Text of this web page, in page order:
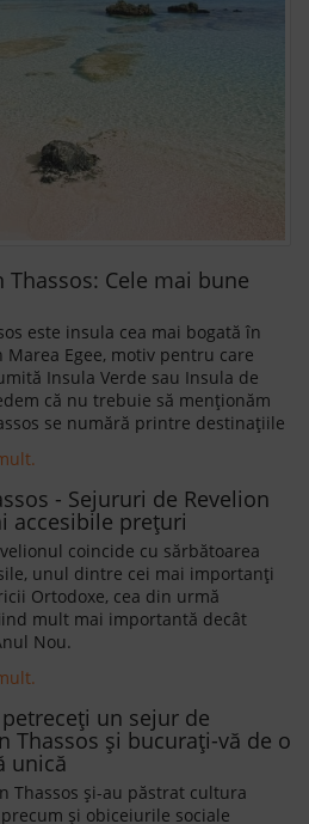
Thassos: Cele mai bune
este insula cea mai bogată în
Marea Egee, motiv pentru care
Insula Verde sau Insula de
că nu trebuie să menționăm
se numără printre destinațiile
petreacă vacanțele aici. Dar oare
atât de fascinanți de Insula
este simplu, dacă ne
sale sunt extrem de curate,
și primitoare.
- Sejururi de Revelion
accesibile prețuri
coincide cu sărbătoarea
unul dintre cei mai importanți
Ortodoxe, cea din urmă
mult mai importantă decât
Nou.
un sejur de
Thassos și bucurați-vă de o
unică
Thassos și-au păstrat cultura
și obiceiurile sociale